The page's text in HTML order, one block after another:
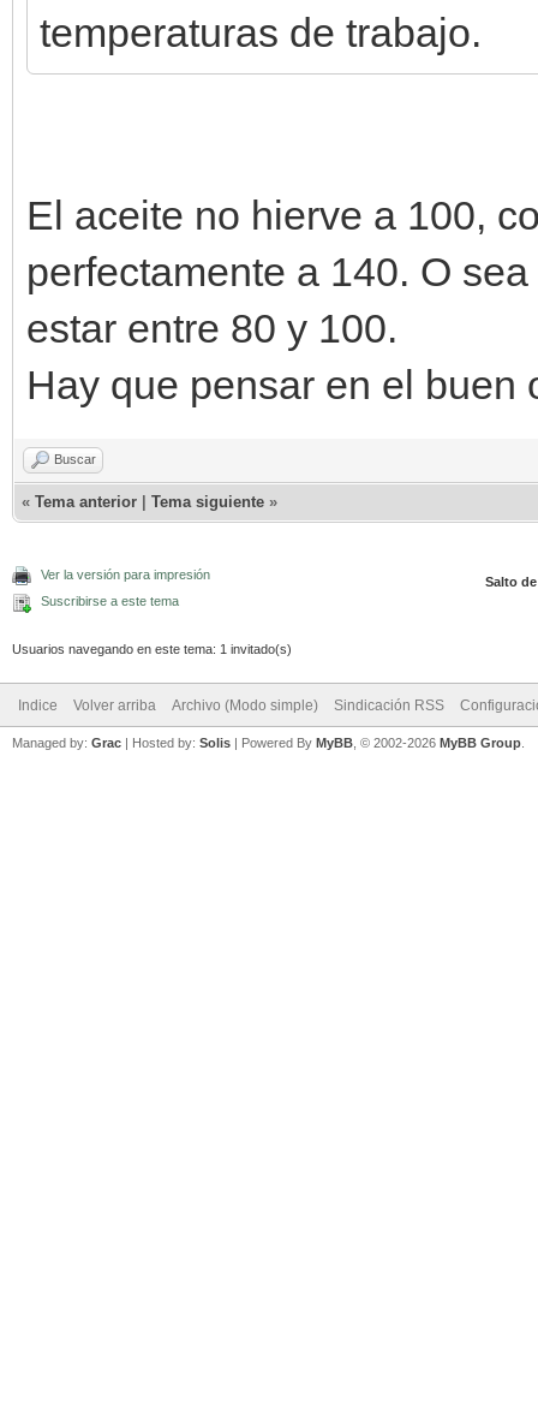
temperaturas de trabajo.
El aceite no hierve a 100,
perfectamente a 140. O
estar entre 80 y 100.
Hay que pensar en el buen
Buscar
« Tema anterior Tema siguiente »
Ver la versión para impresión
Suscribirse a este tema
Salto
Usuarios navegando en este tema: 1 invitado(s)
Indice Volver arriba Archivo (Modo simple) Sindicación RSS
Managed by: Grac | Hosted by: Solis | Powered By MyBB , © 2002-2026 MyBB Group